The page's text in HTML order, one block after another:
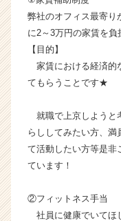
ス
キ
弊社のオフィス最寄り
に2～3万円の家賃を負
【目的】
家賃における経済的
てもらうことです★
就職で上京しようと
らししてみたい方、満
て活動したい方等是非
ています！
②フィットネス手当
社員に健康でいてほ